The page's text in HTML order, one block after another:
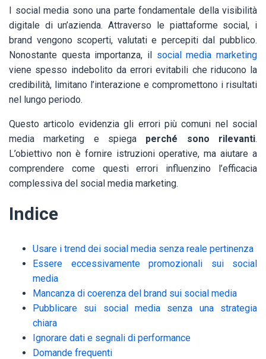
I social media sono una parte fondamentale della visibilità
digitale di un’azienda. Attraverso le piattaforme social, i
brand vengono scoperti, valutati e percepiti dal pubblico.
Nonostante questa importanza, il social media marketing
viene spesso indebolito da errori evitabili che riducono la
credibilità, limitano l’interazione e compromettono i risultati
nel lungo periodo.
Questo articolo evidenzia gli errori più comuni nel social
media marketing e spiega perché sono rilevanti.
L’obiettivo non è fornire istruzioni operative, ma aiutare a
comprendere come questi errori influenzino l’efficacia
complessiva del social media marketing.
Indice
Usare i trend dei social media senza reale pertinenza
Essere eccessivamente promozionali sui social
media
Mancanza di coerenza del brand sui social media
Pubblicare sui social media senza una strategia
chiara
Ignorare dati e segnali di performance
Domande frequenti